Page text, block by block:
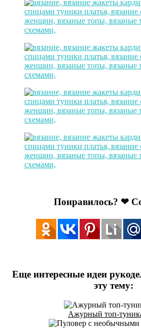
Понравилось? ❤
Еще интересные идеи
эту тему:
Ажурный топ-